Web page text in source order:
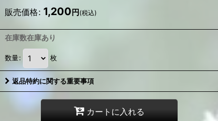
販売価格: 1,200 円 (税込)
在庫数在庫あり
数量: 枚
返品特約に関する重要事項
カートに入れる